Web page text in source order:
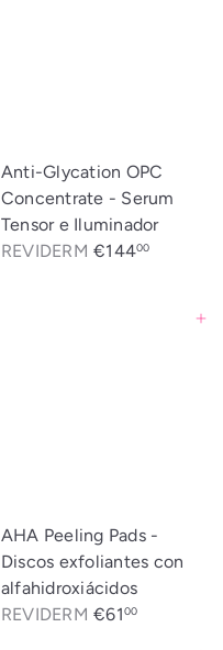
Anti-Glycation OPC
Concentrate - Serum
Tensor e Iluminador
REVIDERM€14400
Agregar al carrito
AHA Peeling Pads -
Discos exfoliantes con
alfahidroxiácidos
REVIDERM€6100